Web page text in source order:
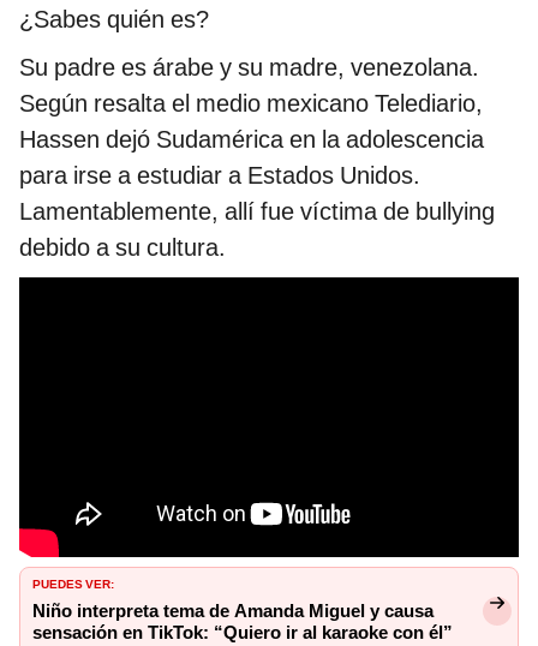
¿Sabes quién es?
Su padre es árabe y su madre, venezolana.
Según resalta el medio mexicano Telediario,
Hassen dejó Sudamérica en la adolescencia
para irse a estudiar a Estados Unidos.
Lamentablemente, allí fue víctima de bullying
debido a su cultura.
PUEDES VER:
Niño interpreta tema de Amanda Miguel y causa
sensación en TikTok: “Quiero ir al karaoke con él”